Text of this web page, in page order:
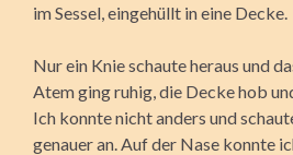
im Sessel, eingehüllt in eine Decke.
Nur ein Knie schaute heraus und
Atem ging ruhig, die Decke hob
Ich konnte nicht anders und
genauer an. Auf der Nase konnte